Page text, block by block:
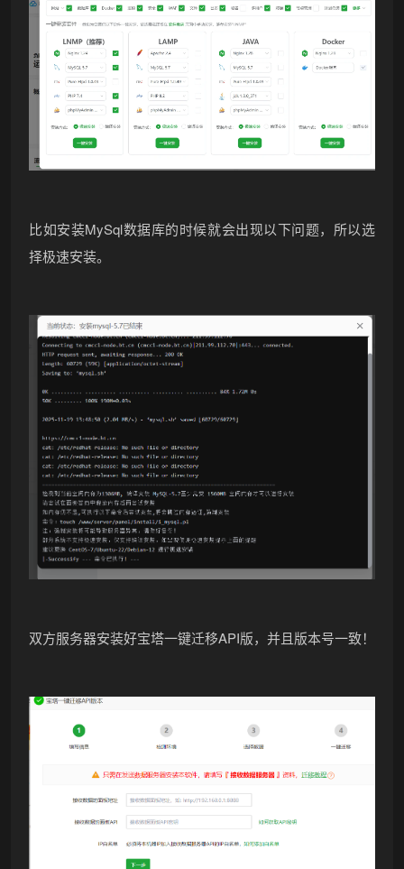
比如安装MySql数据库的时候就会出现以下问题，所以选
择极速安装。
双方服务器安装好宝塔一键迁移API版，并且版本号一致！